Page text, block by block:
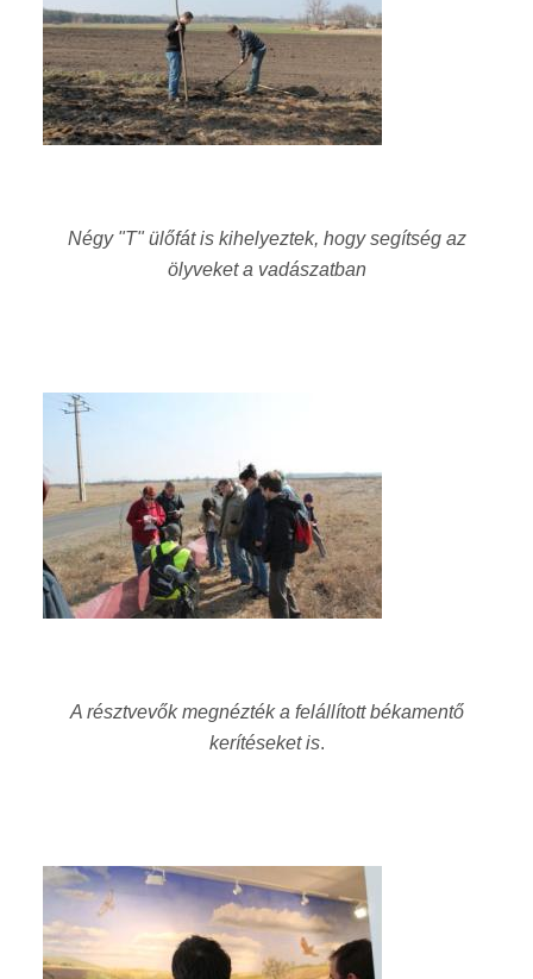
Négy "T" ülőfát is kihelyeztek, hogy segítség az
ölyveket a vadászatban
A résztvevők megnézték a felállított békamentő
kerítéseket is.